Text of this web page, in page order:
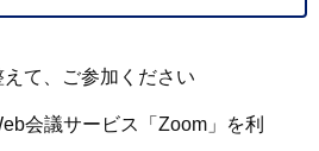
て、ご参加ください
会議サービス「Zoom」を利